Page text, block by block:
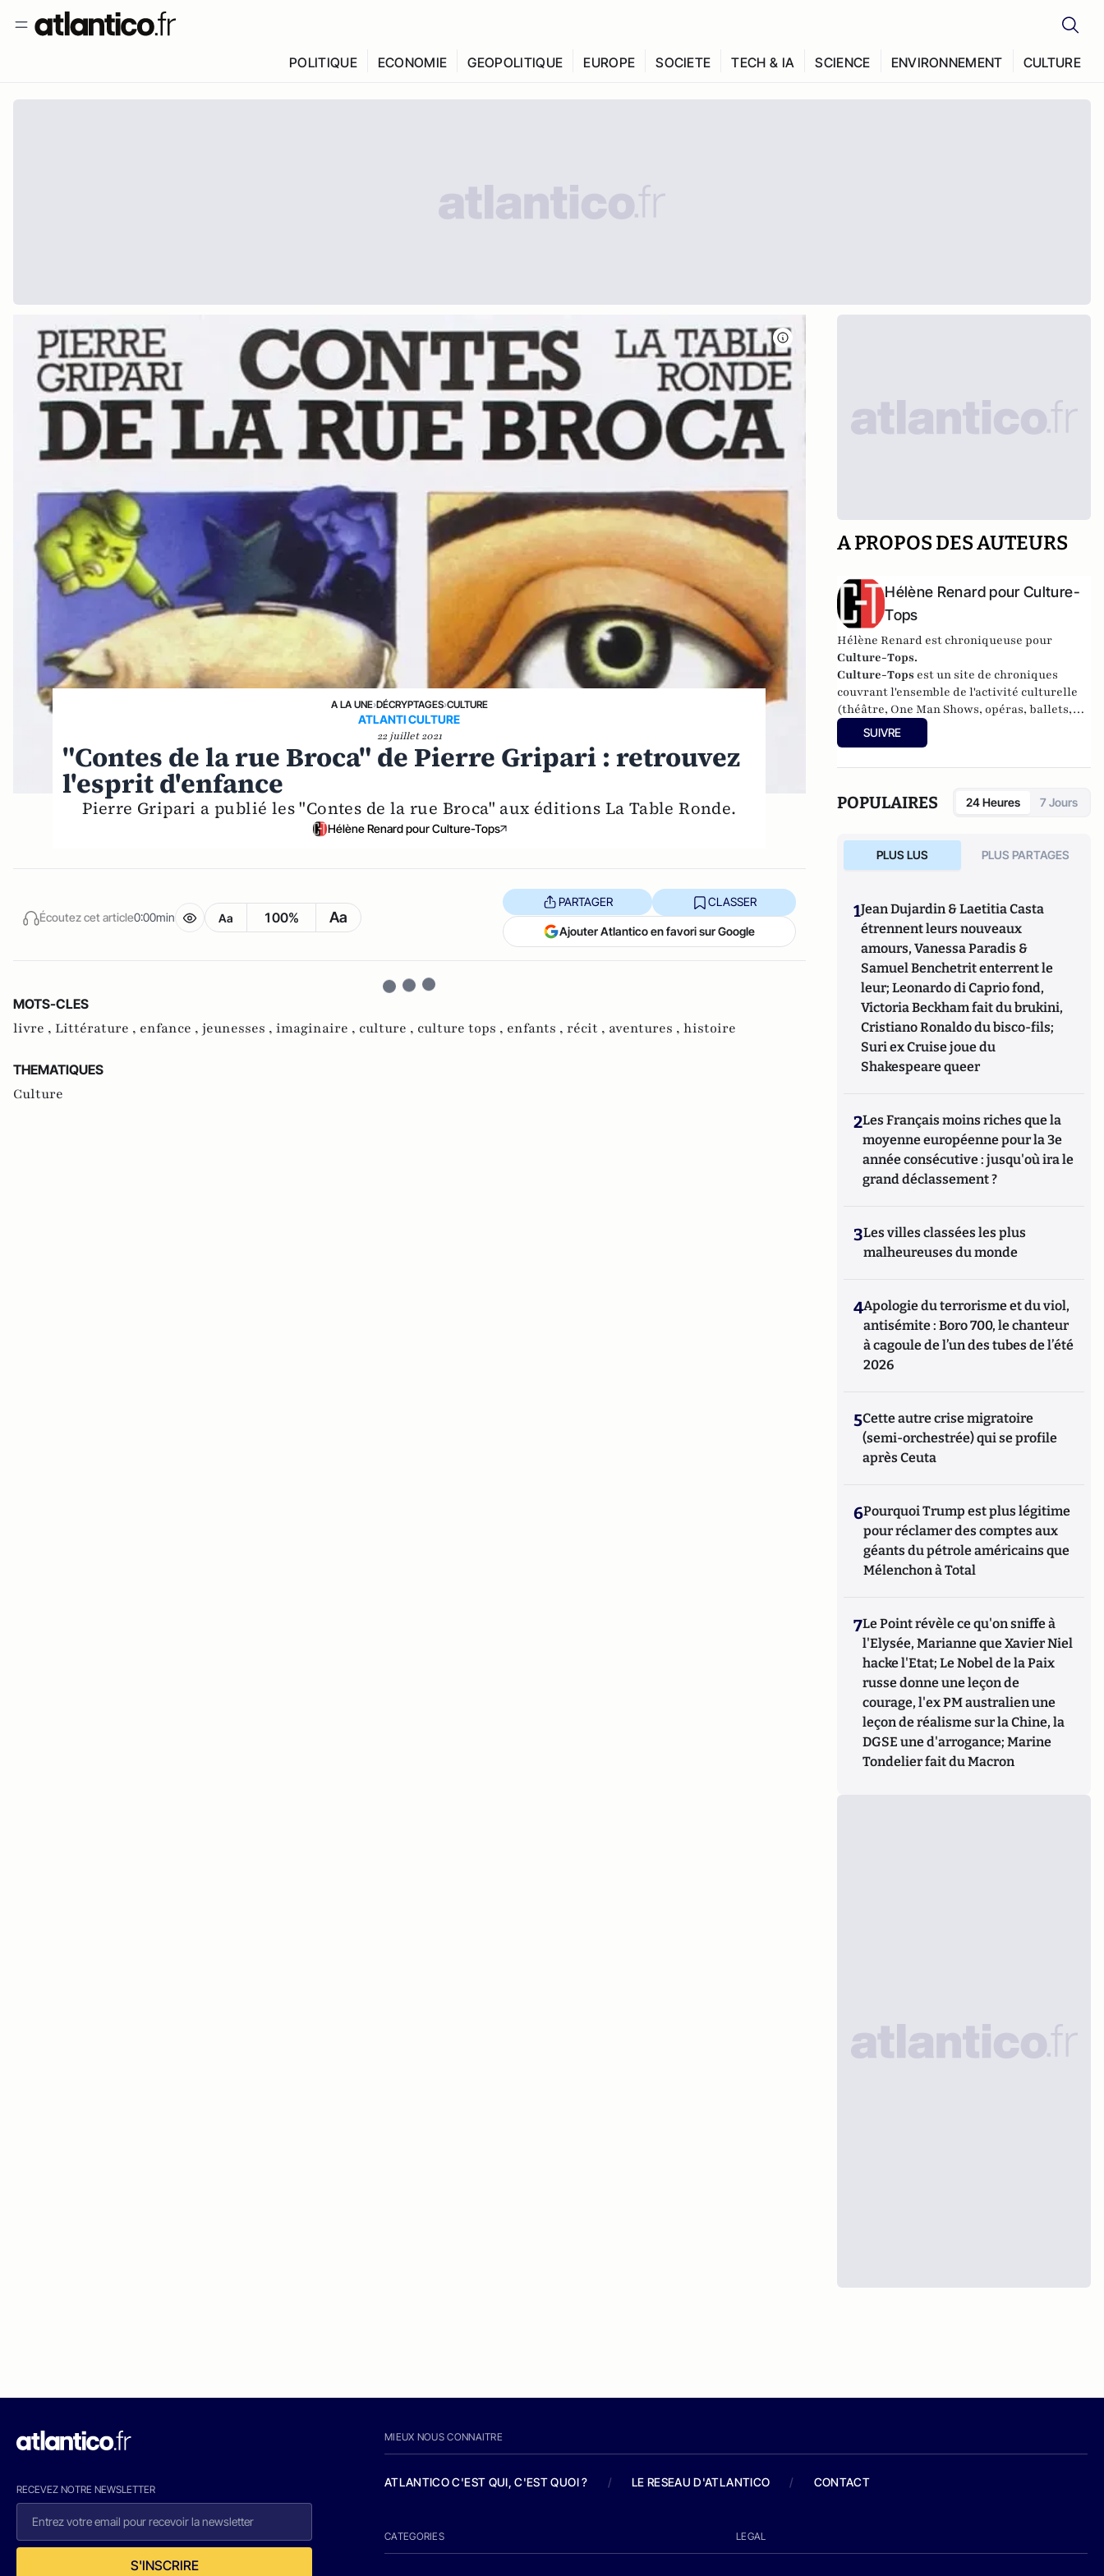
POLITIQUE ECONOMIE GEOPOLITIQUE EUROPE SOCIETE TECH & IA SCIENCE ENVIRONNEMENT CULTURE
A LA UNE›DÉCRYPTAGES›CULTURE
ATLANTI CULTURE
22 juillet 2021
"Contes de la rue Broca" de Pierre Gripari : retrouvez
l'esprit d'enfance
Pierre Gripari a publié les "Contes de la rue Broca" aux éditions La Table Ronde.
Hélène Renard pour Culture-Tops
Écoutez cet article0:00min Aa 100% Aa
PARTAGER CLASSER
Ajouter Atlantico en favori sur Google
MOTS-CLES
livre , Littérature , enfance , jeunesses , imaginaire , culture , culture tops , enfants , récit , aventures , histoire
THEMATIQUES
Culture
A PROPOS DES AUTEURS
Hélène Renard pour Culture-
Tops
Hélène Renard est chroniqueuse pour
Culture-Tops.
Culture-Tops est un site de chroniques
couvrant l'ensemble de l'activité culturelle
(théâtre, One Man Shows, opéras, ballets,
spectacles divers, cinéma, expos, livres,
etc.).
SUIVRE
POPULAIRES 24 Heures 7 Jours
PLUS LUS PLUS PARTAGES
1Jean Dujardin & Laetitia Casta
étrennent leurs nouveaux
amours, Vanessa Paradis &
Samuel Benchetrit enterrent le
leur; Leonardo di Caprio fond,
Victoria Beckham fait du brukini,
Cristiano Ronaldo du bisco-fils;
Suri ex Cruise joue du
Shakespeare queer
2Les Français moins riches que la
moyenne européenne pour la 3e
année consécutive : jusqu'où ira le
grand déclassement ?
3Les villes classées les plus
malheureuses du monde
4Apologie du terrorisme et du viol,
antisémite : Boro 700, le chanteur
à cagoule de l’un des tubes de l’été
2026
5Cette autre crise migratoire
(semi-orchestrée) qui se profile
après Ceuta
6Pourquoi Trump est plus légitime
pour réclamer des comptes aux
géants du pétrole américains que
Mélenchon à Total
7Le Point révèle ce qu'on sniffe à
l'Elysée, Marianne que Xavier Niel
hacke l'Etat; Le Nobel de la Paix
russe donne une leçon de
courage, l'ex PM australien une
leçon de réalisme sur la Chine, la
DGSE une d'arrogance; Marine
Tondelier fait du Macron
RECEVEZ NOTRE NEWSLETTER
S'INSCRIRE
MIEUX NOUS CONNAITRE
ATLANTICO C'EST QUI, C'EST QUOI ? / LE RESEAU D'ATLANTICO / CONTACT
CATEGORIES LEGAL